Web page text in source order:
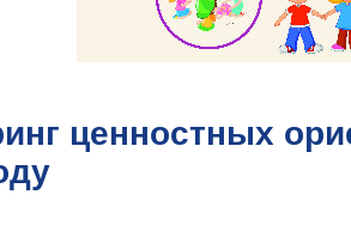
ценностных